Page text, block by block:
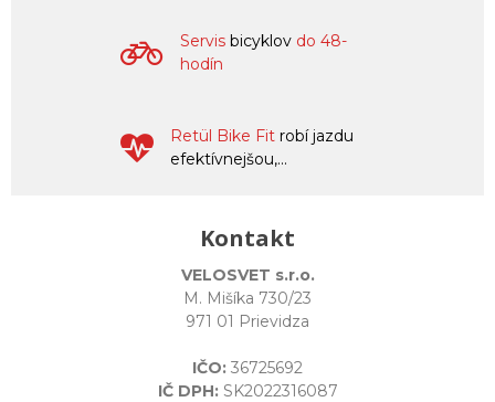
Servis bicyklov do 48-
hodín
Retül Bike Fit robí jazdu
efektívnejšou,...
Kontakt
VELOSVET s.r.o.
M. Mišíka 730/23
971 01 Prievidza
IČO: 36725692
IČ DPH: SK2022316087